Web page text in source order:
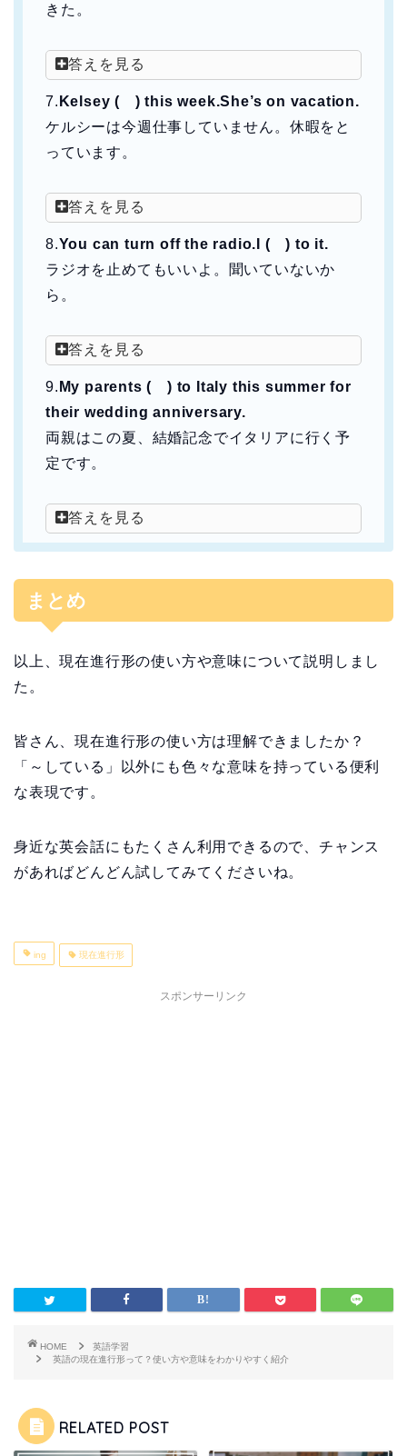
きた。
答えを見る
7. Kelsey ( ) this week.She’s on vacation.
ケルシーは今週仕事していません。休暇をと
っています。
答えを見る
8.You can turn off the radio.I ( ) to it.
ラジオを止めてもいいよ。聞いていないか
ら。
答えを見る
9. My parents ( ) to Italy this summer for
their wedding anniversary.
両親はこの夏、結婚記念でイタリアに行く予
定です。
答えを見る
まとめ
以上、現在進行形の使い方や意味について説明しまし
た。
皆さん、現在進行形の使い方は理解できましたか？
「～している」以外にも色々な意味を持っている便利
な表現です。
身近な英会話にもたくさん利用できるので、チャンス
があればどんどん試してみてくださいね。
ing 現在進行形
スポンサーリンク
HOME
英語学習
英語の現在進行形って？使い方や意味をわかりやすく紹介
RELATED POST